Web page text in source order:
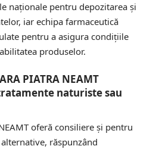
naționale pentru depozitarea și
iar echipa farmaceutică
pentru a asigura condițiile
produselor.
PIATRA NEAMT
naturiste sau
oferă consiliere și pentru
răspunzând